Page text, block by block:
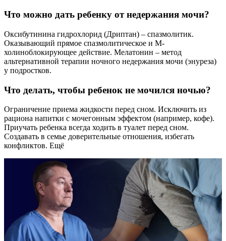
Что можно дать ребенку от недержания мочи?
Оксибутинина гидрохлорид (Дриптан) – спазмолитик.
Оказывающий прямое спазмолитическое и М-
холиноблокирующее действие. Мелатонин – метод
альтернативной терапии ночного недержания мочи (энуреза)
у подростков.
Что делать, чтобы ребенок не мочился ночью?
Ограничение приема жидкости перед сном. Исключить из
рациона напитки с мочегонным эффектом (например, кофе).
Приучать ребенка всегда ходить в туалет перед сном.
Создавать в семье доверительные отношения, избегать
конфликтов. Ещё